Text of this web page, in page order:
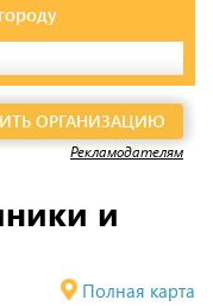
ОРГАНИЗАЦИЮ
Рекламодателям
и
Полная карта